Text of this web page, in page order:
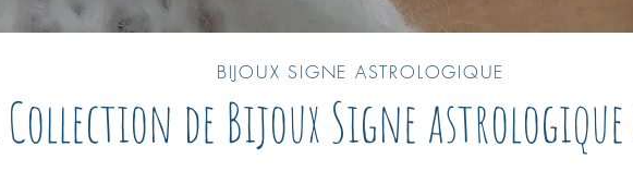
BIJOUX SIGNE ASTROLOGIQUE
de Bijoux Signe